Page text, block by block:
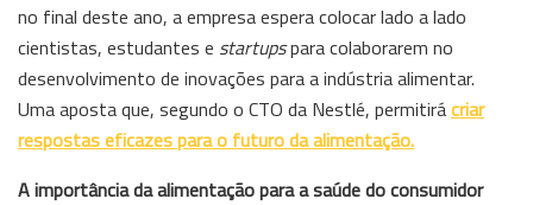
no final deste ano, a empresa espera colocar lado a lado
cientistas, estudantes e startupspara colaborarem no
desenvolvimento de inovações para a indústria alimentar.
Uma aposta que, segundo o CTO da Nestlé, permitirácriar
respostas eficazes para o futuro da alimentação.
A importância da alimentação para a saúde do consumidor